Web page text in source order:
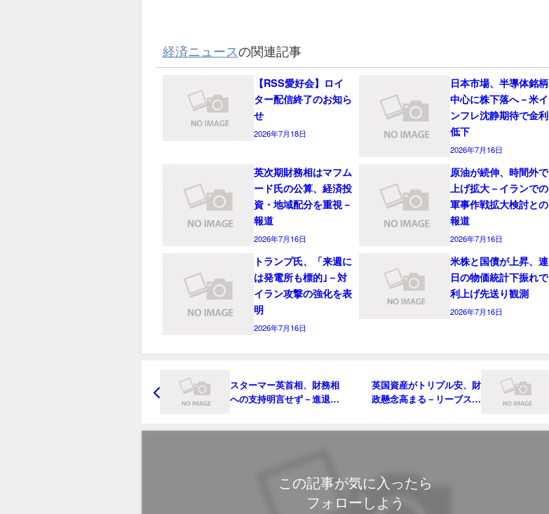
経済ニュースの関連記事
【RSS愛好会】ロイ
ター配信終了のお知ら
せ
2026年7月18日
日本市場、半導体銘柄
中心に株下落へ－米イ
ンフレ沈静期待で金利
低下
2026年7月16日
英次期財務相はマフム
ード氏の公算、経済投
資・地域配分を重視－
報道
2026年7月16日
原油が続伸、時間外で
上げ拡大－イランでの
軍事作戦拡大検討との
報道
2026年7月16日
トランプ氏、「来週に
は発電所も標的｣－対
イラン攻撃の強化を表
明
2026年7月16日
米株と国債が上昇、連
日の物価統計下振れで
利上げ先送り観測
2026年7月16日
スターマー英首相、財務相
への支持明言せず－進退巡
英国資産がトリプル安、財
政懸念高まる－リーブス財
この記事が気に入ったら
フォローしよう